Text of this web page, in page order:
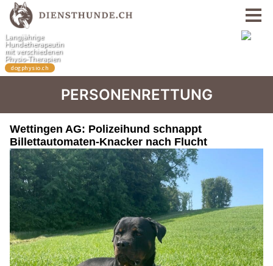
PERSONENRETTUNG
Wettingen AG: Polizeihund schnappt
Billettautomaten-Knacker nach Flucht